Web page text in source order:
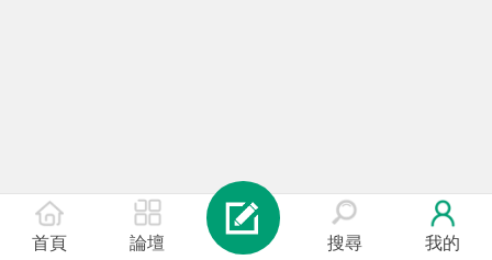
首頁 論壇 搜尋 我的